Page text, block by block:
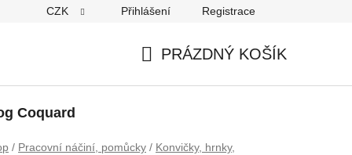
CZK Přihlášení Registrace
PRÁZDNÝ KOŠÍK
Coquard
/ Pracovní náčiní, pomůcky / Konvičky, hrnky,